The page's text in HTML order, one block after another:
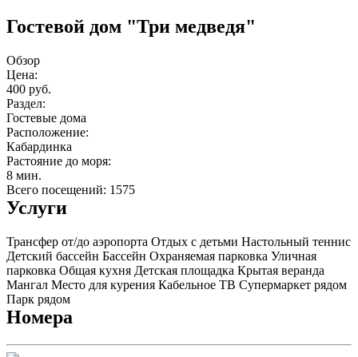
Гостевой дом "Три медведя"
Обзор
Цена:
400 руб.
Раздел:
Гостевые дома
Расположение:
Кабардинка
Растояние до моря:
8 мин.
Всего посещений: 1575
Услуги
Трансфер от/до аэропорта Отдых с детьми Настольный теннис
Детский бассейн Бассейн Охраняемая парковка Уличная
парковка Общая кухня Детская площадка Крытая веранда
Мангал Место для курения Кабельное ТВ Супермаркет рядом
Парк рядом
Номера